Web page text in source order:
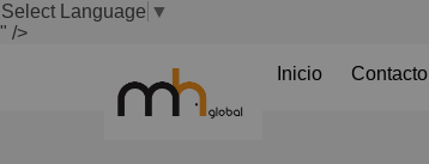
Select Language ▼
" />
Inicio
Contacto